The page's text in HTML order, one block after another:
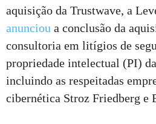
aquisição da Trustwave, a
anunciou a conclusão da
consultoria em litígios de
propriedade intelectual (PI)
incluindo as respeitadas
cibernética Stroz Friedberg